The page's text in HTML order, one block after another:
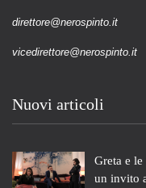
direttore@nerospinto.it
vicedirettore@nerospinto.it
Nuovi articoli
Greta e
un invito